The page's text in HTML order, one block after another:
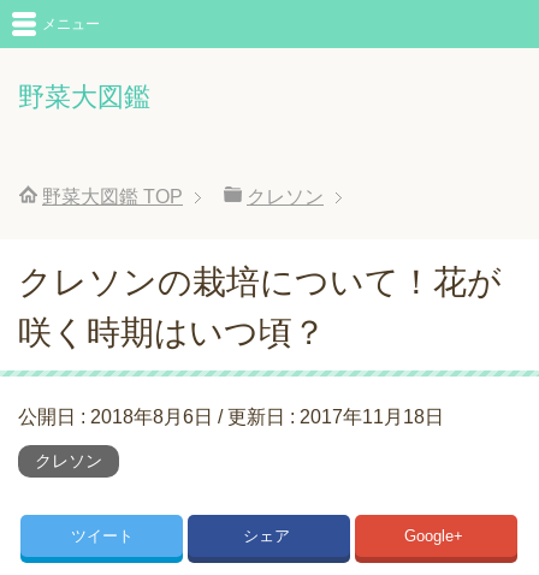
野菜大図鑑
メニュー
野菜大図鑑 TOP クレソン
クレソンの栽培について！花が
咲く時期はいつ頃？
公開日 : 2018年8月6日 / 更新日 : 2017年11月18日
クレソン
ツイート シェア Google+